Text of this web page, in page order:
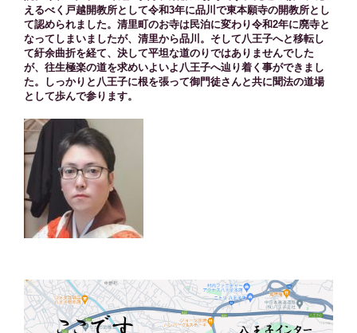
えるべく戸越開教所として令和3年に品川で東本願寺の開教所とし
て認められました。清里町のお寺は民泊に変わり令和2年に廃寺と
なってしまいましたが、清里から品川。そして八王子へと移転し
て紆余曲折を経て、決して平坦な道のりではありませんでした
が、往生極楽の道を求めいよいよ八王子へ辿り着く事ができまし
た。しっかりと八王子に根を張って御門徒さんと共に聞法の道場
として歩んで参ります。